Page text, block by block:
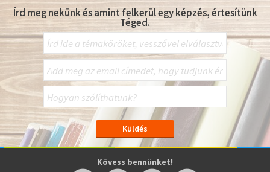
Írd meg nekünk és amint felkerül egy képzés, értesítünk
Téged.
Kövess bennünket!